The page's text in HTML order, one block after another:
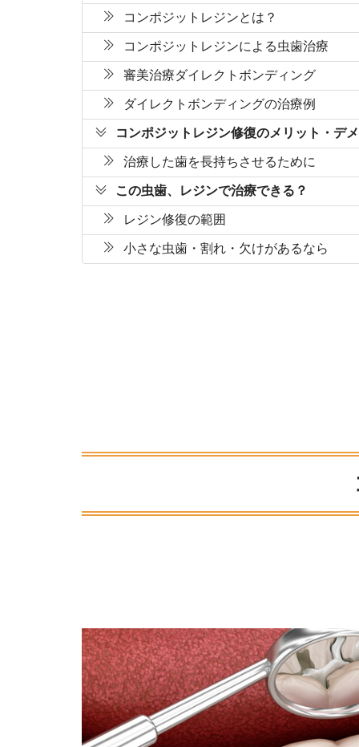
コンポジットレジンとは？
コンポジットレジンによる虫歯治療
審美治療ダイレクトボンディング
ダイレクトボンディングの治療例
コンポジットレジン修復のメリット・デ
治療した歯を長持ちさせるために
この虫歯、レジンで治療できる？
レジン修復の範囲
小さな虫歯・割れ・欠けがあるなら